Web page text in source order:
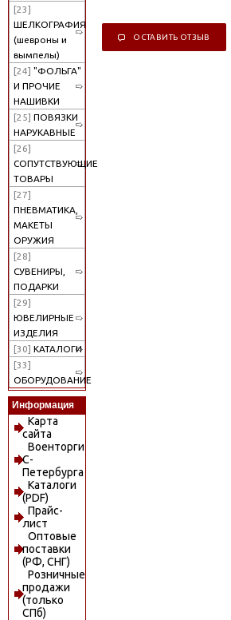
[23]
ШЕЛКОГРАФИЯ
(шевроны и
вымпелы)
[24] "ФОЛЬГА"
И ПРОЧИЕ
НАШИВКИ
[25] ПОВЯЗКИ
НАРУКАВНЫЕ
[26]
СОПУТСТВУЮЩИЕ
ТОВАРЫ
[27]
ПНЕВМАТИКА,
МАКЕТЫ
ОРУЖИЯ
[28]
СУВЕНИРЫ,
ПОДАРКИ
[29]
ЮВЕЛИРНЫЕ
ИЗДЕЛИЯ
[30] КАТАЛОГИ
[33]
ОБОРУДОВАНИЕ
Информация
Карта
сайта
Военторги
С-
Петербурга
Каталоги
(PDF)
Прайс-
лист
Оптовые
поставки
(РФ, СНГ)
Розничные
продажи
(только
СПб)
ОСТАВИТЬ ОТЗЫВ